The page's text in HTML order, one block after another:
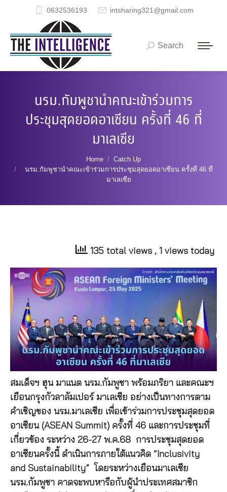
0632536193 intsharing321@gmail.com
Search:
Search
นรม.กัมพูชานำคณะเข้าร่วมการ
ประชุมสุดยอดอาเซียน ครั้งที่ 46 ที่
มาเลเซีย
Home
Catch Up
นรม.กัมพูชานำคณะเข้าร่วมการประชุมสุดยอดอาเซียน ครั้งที่ 46 ที่
มาเลเซีย
135 total views , 1 views today
สมเด็จฯ ฮุน มาแนต นรม.กัมพูชา พร้อมภริยา และคณะฯ
เยือนกรุงกัวลาลัมเปอร์ มาเลเซีย อย่างเป็นทางการตาม
คำเชิญของ นรม.มาเลเซีย เพื่อเข้าร่วมการประชุมสุดยอด
อาเซียน (ASEAN Summit) ครั้งที่ 46 และการประชุมที่
เกี่ยวข้อง ระหว่าง 26-27 พ.ค.68 การประชุมสุดยอด
อาเซียนครั้งนี้ ดำเนินการภายใต้แนวคิด “Inclusivity
and Sustainability” โดยระหว่างเยือนมาเลเซีย
นรม.กัมพูชา คาดจะพบหารือกับผู้นำประเทศสมาชิก